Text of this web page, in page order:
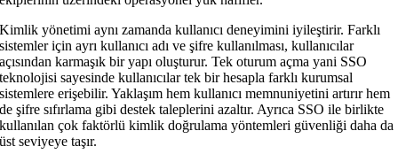
Kimlik yönetimi aynı zamanda kullanıcı deneyimini iyileştirir. Farklı
sistemler için ayrı kullanıcı adı ve şifre kullanılması, kullanıcılar
açısından karmaşık bir yapı oluşturur. Tek oturum açma yani SSO
teknolojisi sayesinde kullanıcılar tek bir hesapla farklı kurumsal
sistemlere erişebilir. Yaklaşım hem kullanıcı memnuniyetini artırır hem
de şifre sıfırlama gibi destek taleplerini azaltır. Ayrıca SSO ile birlikte
kullanılan çok faktörlü kimlik doğrulama yöntemleri güvenliği daha da
üst seviyeye taşır.